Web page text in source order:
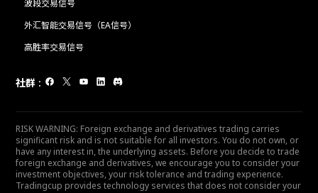
波段交易信号
外汇智能交易信号（EA信号）
高胜率交易信号
社群 :
RISK WARNING: Foreign exchange and derivatives trading carries
significant risk and is not suitable for all investors. You do not own, or
have any interest in, the underlying assets. Before you decide to trade
foreign exchange and derivatives, we encourage you to consider your
investment objectives, your risk tolerance and trading experience.
Tradingcup provides technology services that does not consider your